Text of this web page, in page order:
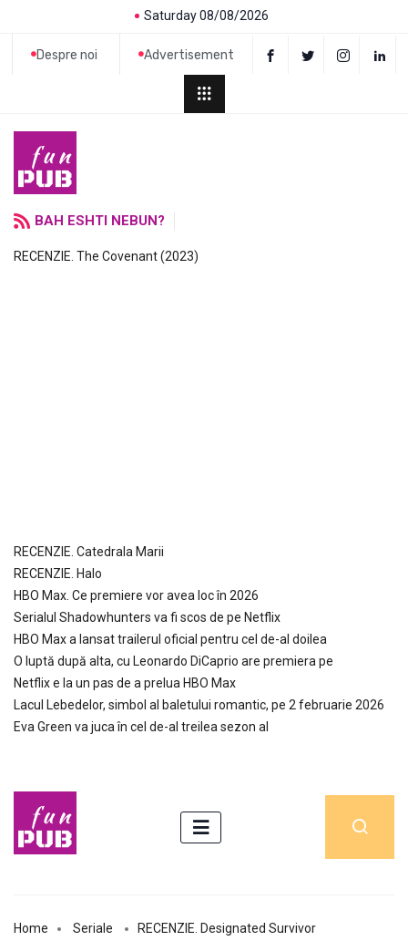
Saturday 08/08/2026
Despre noi Advertisement
BAH ESHTI NEBUN?
RECENZIE. The Covenant (2023)
RECENZIE. Catedrala Marii
RECENZIE. Halo
HBO Max. Ce premiere vor avea loc în 2026
Serialul Shadowhunters va fi scos de pe Netflix
HBO Max a lansat trailerul oficial pentru cel de-al doilea
O luptă după alta, cu Leonardo DiCaprio are premiera pe
Netflix e la un pas de a prelua HBO Max
Lacul Lebedelor, simbol al baletului romantic, pe 2 februarie 2026
Eva Green va juca în cel de-al treilea sezon al
Home Seriale RECENZIE. Designated Survivor